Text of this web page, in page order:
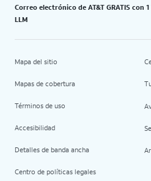
Correo electrónico de AT&T GRATIS con
LLM
Mapa del sitio
Mapas de cobertura
Términos de uso
Accesibilidad
Detalles de banda ancha
Centro de políticas legales